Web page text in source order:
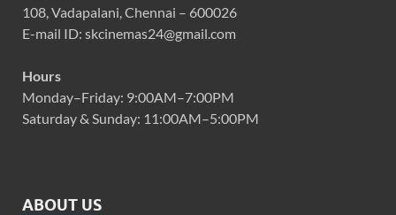
108, Vadapalani, Chennai – 600026
E-mail ID: skcinemas24@gmail.com
Hours
Monday–Friday: 9:00AM–7:00PM
Saturday & Sunday: 11:00AM–5:00PM
ABOUT US